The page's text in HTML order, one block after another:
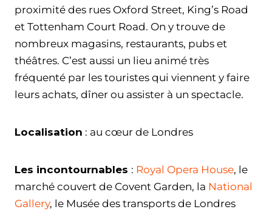
proximité des rues Oxford Street, King’s Road
et Tottenham Court Road. On y trouve de
nombreux magasins, restaurants, pubs et
théâtres. C’est aussi un lieu animé très
fréquenté par les touristes qui viennent y faire
leurs achats, dîner ou assister à un spectacle.
Localisation : au cœur de Londres
Les incontournables : Royal Opera House, le
marché couvert de Covent Garden, la National
Gallery, le Musée des transports de Londres